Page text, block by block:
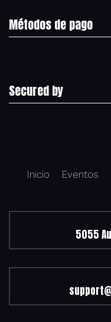
Métodos de pago
Secured by
Inicio Eventos
5055